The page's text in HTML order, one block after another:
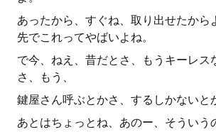
あったから、すぐね、取り出せたから
先でこれってやばいよね。
で今、ねえ、昔だとさ、もうキーレス
さ、もう、
鍵屋さん呼ぶとかさ、するしかないと
あとはちょっとね、あのー、そういう